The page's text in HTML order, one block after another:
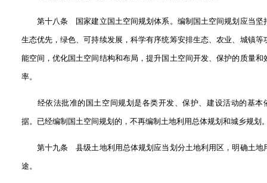
第十八条 国家建立国土空间规划体系。编制国土空间规划应当坚
生态优先，绿色、可持续发展，科学有序统筹安排生态、农业、城镇等
能空间，优化国土空间结构和布局，提升国土空间开发、保护的质量和
率。
经依法批准的国土空间规划是各类开发、保护、建设活动的基本
据。已经编制国土空间规划的，不再编制土地利用总体规划和城乡规划
第十九条 县级土地利用总体规划应当划分土地利用区，明确土地
途。